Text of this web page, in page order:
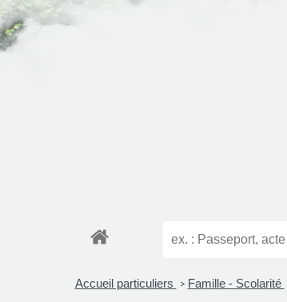
Accueil particuliers > Famille - Scolarité